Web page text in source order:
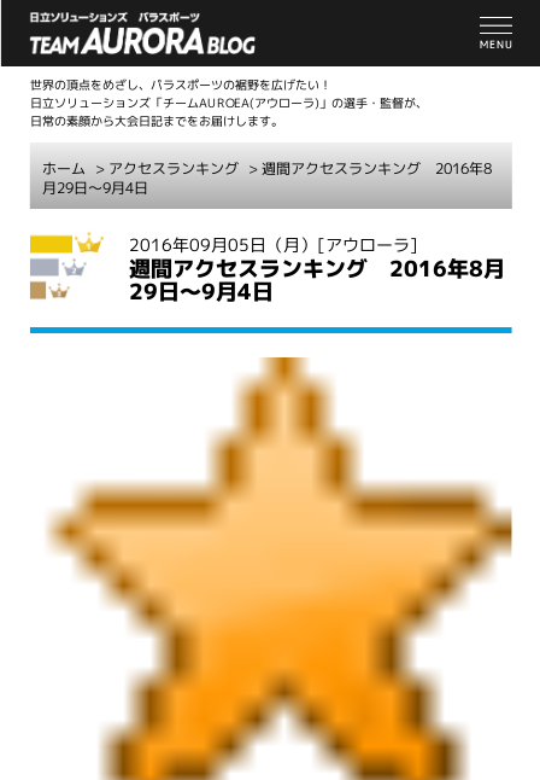
世界の頂点をめざし、パラスポーツの裾野を広げたい！
日立ソリューションズ「チームAUROEA(アウローラ)」の選手・監督が、
日常の素顔から大会日記までをお届けします。
ホーム > アクセスランキング > 週間アクセスランキング 2016年8
月29日～9月4日
2016年09月05日（月） [アウローラ]
週間アクセスランキング 2016年8月
29日～9月4日